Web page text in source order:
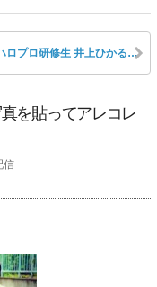
プロ研修生 井上ひかる、地元三重県津市で過去にCDデビューしていたことが判明
を貼ってアレコレ
信